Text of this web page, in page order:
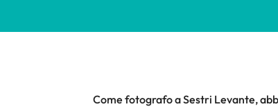
Come fotografo a Sestri Levante,